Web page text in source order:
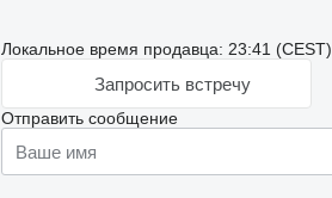
Локальное время продавца: 23:41 (CEST)
Запросить встречу
Отправить сообщение